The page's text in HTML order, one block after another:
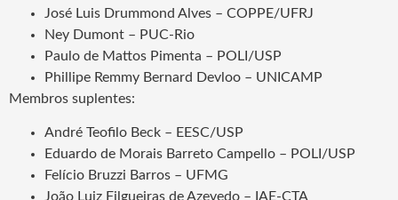
José Luis Drummond Alves – COPPE/UFRJ
Ney Dumont – PUC-Rio
Paulo de Mattos Pimenta – POLI/USP
Phillipe Remmy Bernard Devloo – UNICAMP
Membros suplentes:
André Teofilo Beck – EESC/USP
Eduardo de Morais Barreto Campello – POLI/USP
Felício Bruzzi Barros – UFMG
João Luiz Filgueiras de Azevedo – IAE-CTA